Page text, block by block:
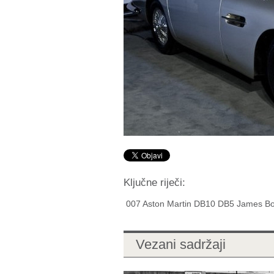
Ključne riječi:
007 Aston Martin DB10 DB5 James
Vezani sadržaji